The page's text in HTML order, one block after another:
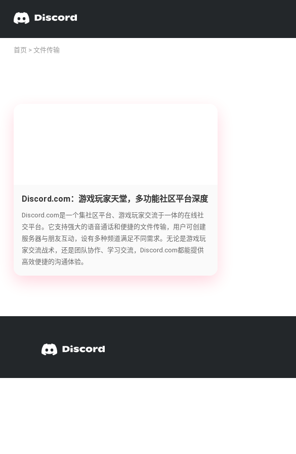
首页 > 文件传输
Discord.com：游戏玩家天堂，多功能社区平台深度
解析
Discord.com是一个集社区平台、游戏玩家交流于一体的在线社
交平台。它支持强大的语音通话和便捷的文件传输，用户可创建
服务器与朋友互动，设有多种频道满足不同需求。无论是游戏玩
家交流战术，还是团队协作、学习交流，Discord.com都能提供
高效便捷的沟通体验。